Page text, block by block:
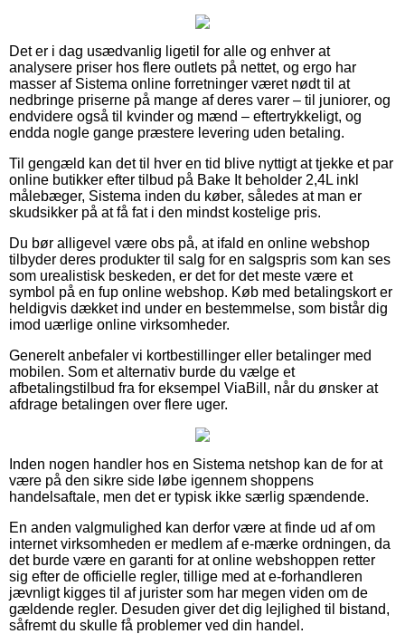
Det er i dag usædvanlig ligetil for alle og enhver at
analysere priser hos flere outlets på nettet, og ergo har
masser af Sistema online forretninger været nødt til at
nedbringe priserne på mange af deres varer – til juniorer, og
endvidere også til kvinder og mænd – eftertrykkeligt, og
endda nogle gange præstere levering uden betaling.
Til gengæld kan det til hver en tid blive nyttigt at tjekke et par
online butikker efter tilbud på Bake It beholder 2,4L inkl
målebæger, Sistema inden du køber, således at man er
skudsikker på at få fat i den mindst kostelige pris.
Du bør alligevel være obs på, at ifald en online webshop
tilbyder deres produkter til salg for en salgspris som kan ses
som urealistisk beskeden, er det for det meste være et
symbol på en fup online webshop. Køb med betalingskort er
heldigvis dækket ind under en bestemmelse, som bistår dig
imod uærlige online virksomheder.
Generelt anbefaler vi kortbestillinger eller betalinger med
mobilen. Som et alternativ burde du vælge et
afbetalingstilbud fra for eksempel ViaBill, når du ønsker at
afdrage betalingen over flere uger.
Inden nogen handler hos en Sistema netshop kan de for at
være på den sikre side løbe igennem shoppens
handelsaftale, men det er typisk ikke særlig spændende.
En anden valgmulighed kan derfor være at finde ud af om
internet virksomheden er medlem af e-mærke ordningen, da
det burde være en garanti for at online webshoppen retter
sig efter de officielle regler, tillige med at e-forhandleren
jævnligt kigges til af jurister som har megen viden om de
gældende regler. Desuden giver det dig lejlighed til bistand,
såfremt du skulle få problemer ved din handel.